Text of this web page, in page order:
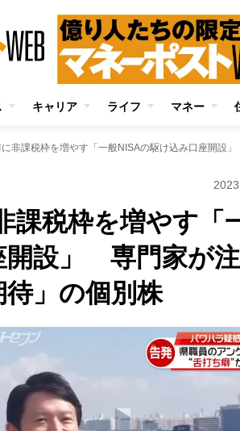
キャリア ライフ マネー
課税枠を増やす「
開設」 専門家が
」の個別株